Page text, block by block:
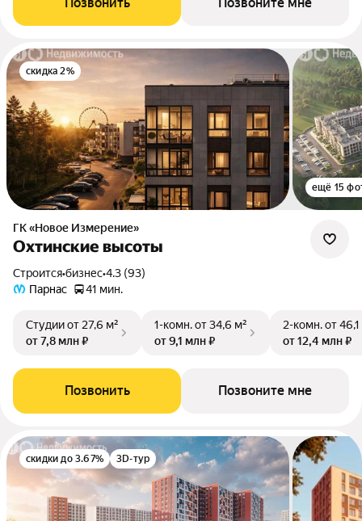
скидка 2%
ещё 15
ГК «Новое Измерение»
Охтинские высоты
Строится•бизнес•4.3 (93)
Парнас
41 мин.
Студииот 27,6 м²
от 7,8 млн ₽
1-комн.от 34,6 м²
от 9,1 млн ₽
2-комн.от
от 12,4 млн ₽
Позвонить Позвоните мне
скидки до 3.67% 3D-тур